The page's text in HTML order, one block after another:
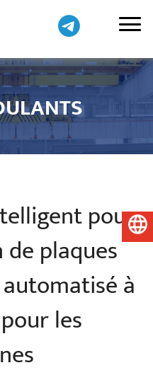
pour
plaques
à
les
Français